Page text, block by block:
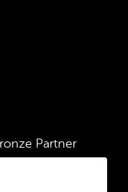
Partner